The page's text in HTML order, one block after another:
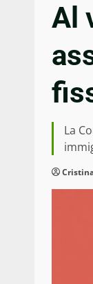
Al
La